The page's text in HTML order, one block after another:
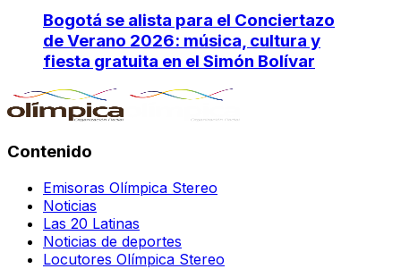
Bogotá se alista para el Conciertazo
de Verano 2026: música, cultura y
fiesta gratuita en el Simón Bolívar
Contenido
Emisoras Olímpica Stereo
Noticias
Las 20 Latinas
Noticias de deportes
Locutores Olímpica Stereo